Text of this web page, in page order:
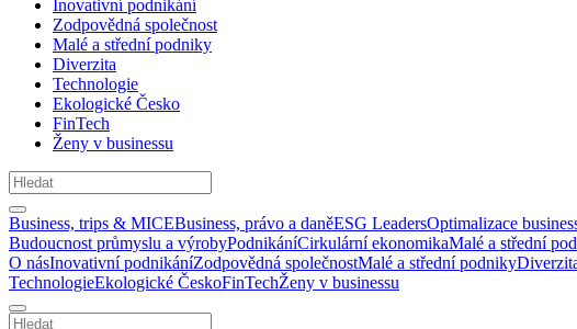
Inovativní podnikání
Zodpovědná společnost
Malé a střední podniky
Diverzita
Technologie
Ekologické Česko
FinTech
Ženy v businessu
Business, trips & MICEBusiness, právo a daněESG LeadersOptimalizace
Budoucnost průmyslu a výrobyPodnikáníCirkulární ekonomikaMalé a střední
O násInovativní podnikáníZodpovědná společnostMalé a střední podniky
TechnologieEkologické ČeskoFinTechŽeny v businessu